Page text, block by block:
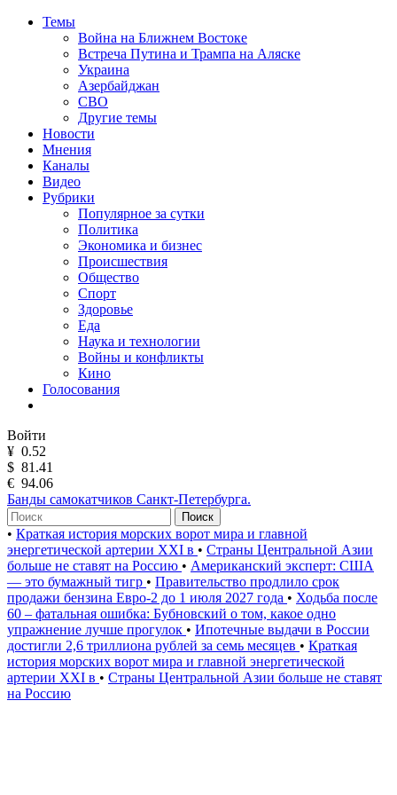
Темы
Война на Ближнем Востоке
Встреча Путина и Трампа на Аляске
Украина
Азербайджан
СВО
Другие темы
Новости
Мнения
Каналы
Видео
Рубрики
Популярное за сутки
Политика
Экономика и бизнес
Происшествия
Общество
Спорт
Здоровье
Еда
Наука и технологии
Войны и конфликты
Кино
Голосования
Войти
¥ 0.52
$ 81.41
€ 94.06
Банды самокатчиков Санкт-Петербурга.
Поиск
• Краткая история морских ворот мира и главной
энергетической артерии XXI в • Страны Центральной Азии
больше не ставят на Россию • Американский эксперт: США
— это бумажный тигр • Правительство продлило срок
продажи бензина Евро-2 до 1 июля 2027 года • Ходьба после
60 – фатальная ошибка: Бубновский о том, какое одно
упражнение лучше прогулок • Ипотечные выдачи в России
достигли 2,6 триллиона рублей за семь месяцев • Краткая
история морских ворот мира и главной энергетической
артерии XXI в • Страны Центральной Азии больше не ставят
на Россию